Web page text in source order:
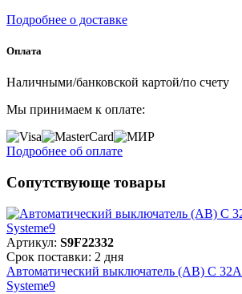
Подробнее о доставке
Оплата
Наличными/банковской картой/по счету
Мы принимаем к оплате:
Подробнее об оплате
Сопутствующе товары
Артикул: S9F22332
Срок поставки: 2 дня
Автоматический выключатель (АВ) C
Systeme9